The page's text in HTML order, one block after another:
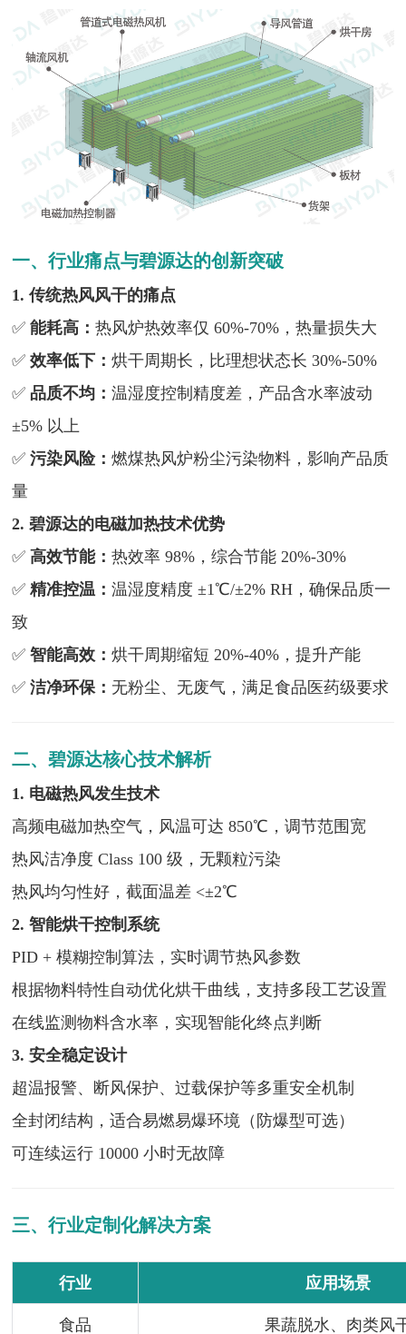
一、行业痛点与碧源达的创新突破
1. 传统热风风干的痛点
✅能耗高：热风炉热效率仅 60%-70%，热量损失大
✅效率低下：烘干周期长，比理想状态长 30%-50%
✅ 品质不均：温湿度控制精度差，产品含水率波动
±5% 以上
✅污染风险：燃煤热风炉粉尘污染物料，影响产品质
量
2. 碧源达的电磁加热技术优势
✅高效节能：热效率 98%，综合节能 20%-30%
✅精准控温：温湿度精度 ±1℃/±2% RH，确保品质一
致
✅ 智能高效：烘干周期缩短 20%-40%，提升产能
✅洁净环保： 无粉尘、无废气，满足食品医药级要求
二、碧源达核心技术解析
1. 电磁热风发生技术
高频电磁加热空气，风温可达 850℃，调节范围宽
热风洁净度 Class 100 级，无颗粒污染
热风均匀性好，截面温差 <±2℃
2. 智能烘干控制系统
PID + 模糊控制算法，实时调节热风参数
根据物料特性自动优化烘干曲线，支持多段工艺设置
在线监测物料含水率，实现智能化终点判断
3. 安全稳定设计
超温报警、断风保护、过载保护等多重安全机制
全封闭结构，适合易燃易爆环境（防爆型可选）
可连续运行 10000 小时无故障
三、行业定制化解决方案
行业 应用场景
食品 果蔬脱水、肉类风